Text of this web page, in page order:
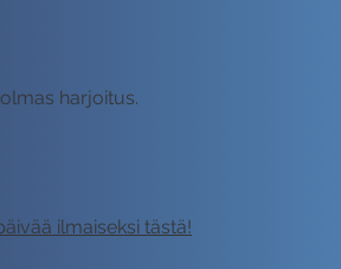
harjoitus.
ilmaiseksi tästä!